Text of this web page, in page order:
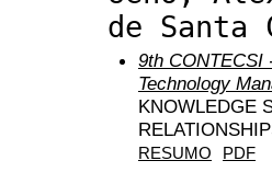
de
9th CONTECSI
Technology
KNOWLEDGE
RESUMO PDF